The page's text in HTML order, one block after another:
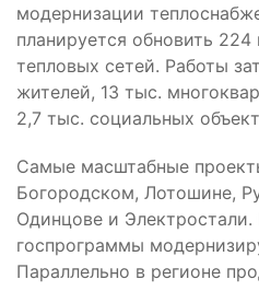
модернизации
планируется обновить
тепловых сетей. Работы
жителей, 13 тыс.
2,7 тыс. социальных
Самые масштабные
Богородском, Лотошине,
Одинцове и Электростали.
госпрограммы
Параллельно в регионе